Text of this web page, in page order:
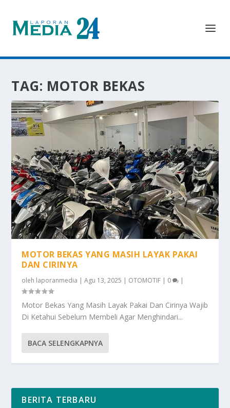
TAG: MOTOR BEKAS
MOTOR BEKAS YANG MASIH LAYAK PAKAI
DAN CIRINYA
oleh laporanmedia |Agu 13, 2025 | OTOMOTIF | 0 |
Motor Bekas Yang Masih Layak Pakai Dan Cirinya Wajib
Di Ketahui Sebelum Membeli Agar Menghindari...
BACA SELENGKAPNYA
BERITA TERBARU